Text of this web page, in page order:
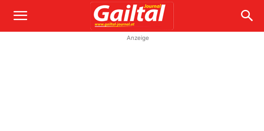
Anzeige